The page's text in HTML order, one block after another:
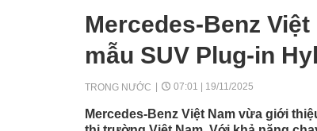
Mercedes-Benz Việt
mẫu SUV Plug-in
TRONG NƯỚC 07:01 | 19/11/2025
Mercedes-Benz Việt Nam vừa giới